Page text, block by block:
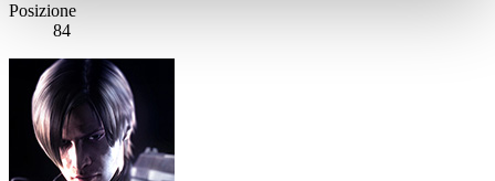
Posizione
84